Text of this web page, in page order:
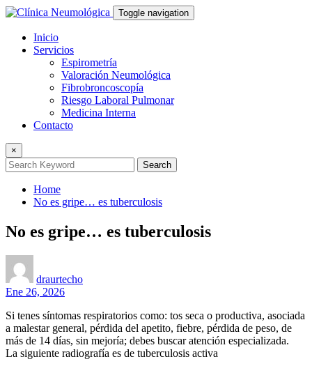
Toggle navigation
Inicio
Servicios
Espirometría
Valoración Neumológica
Fibrobroncoscopía
Riesgo Laboral Pulmonar
Medicina Interna
Contacto
×
Search
Home
No es gripe… es tuberculosis
No es gripe… es tuberculosis
draurtecho
Ene 26, 2026
Si tenes síntomas respiratorios como: tos seca o productiva, asociada
a malestar general, pérdida del apetito, fiebre, pérdida de peso, de
más de 14 días, sin mejoría; debes buscar atención especializada.
La siguiente radiografía es de tuberculosis activa